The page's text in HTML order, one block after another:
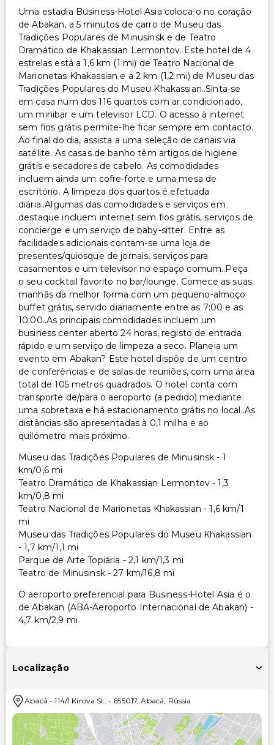
Spa de serviço completo
Instalações
TV em áreas comuns
Instalações de ginástica
Espaço para conferências
Transporte
Transporte para o aeroporto (custo adicional)
Acessibilidade
Acessibilidade no quarto (em quartos selecionados)
Outros serviços
Serviço de babá ou cuidados infantis (taxa extra)
Cofre na recepção
Equipa multilíngue
Serviço de lavanderia
Check-in expresso
Serviço de lavanderia/lavagem a seco
Uma estadia Business-Hotel Asia coloca-o no coração
de Abakan, a 5 minutos de carro de Museu das
Tradições Populares de Minusinsk e de Teatro
Dramático de Khakassian Lermontov. Este hotel de 4
estrelas está a 1,6 km (1 mi) de Teatro Nacional de
Marionetas Khakassian e a 2 km (1,2 mi) de Museu das
Tradições Populares do Museu Khakassian..Sinta-se
em casa num dos 116 quartos com ar condicionado,
um minibar e um televisor LCD. O acesso à internet
sem fios grátis permite-lhe ficar sempre em contacto.
Ao final do dia, assista a uma seleção de canais via
satélite. As casas de banho têm artigos de higiene
grátis e secadores de cabelo. As comodidades
incluem ainda um cofre-forte e uma mesa de
escritório. A limpeza dos quartos é efetuada
diária..Algumas das comodidades e serviços em
destaque incluem internet sem fios grátis, serviços de
concierge e um serviço de baby-sitter. Entre as
facilidades adicionais contam-se uma loja de
presentes/quiosque de jornais, serviços para
casamentos e um televisor no espaço comum..Peça
o seu cocktail favorito no bar/lounge. Comece as suas
manhãs da melhor forma com um pequeno-almoço
buffet grátis, servido diariamente entre as 7:00 e as
10:00..As principais comodidades incluem um
business center aberto 24 horas, registo de entrada
rápido e um serviço de limpeza a seco. Planeia um
evento em Abakan? Este hotel dispõe de um centro
de conferências e de salas de reuniões, com uma área
total de 105 metros quadrados. O hotel conta com
transporte de/para o aeroporto (a pedido) mediante
uma sobretaxa e há estacionamento grátis no local..As
distâncias são apresentadas à 0,1 milha e ao
quilómetro mais próximo.
Museu das Tradições Populares de Minusinsk - 1
km/0,6 mi
Teatro Dramático de Khakassian Lermontov - 1,3
km/0,8 mi
Teatro Nacional de Marionetas Khakassian - 1,6 km/1
mi
Museu das Tradições Populares do Museu Khakassian
- 1,7 km/1,1 mi
Parque de Arte Topiária - 2,1 km/1,3 mi
Teatro de Minusinsk - 27 km/16,8 mi
O aeroporto preferencial para Business-Hotel Asia é o
de Abakan (ABA-Aeroporto Internacional de Abakan) -
4,7 km/2,9 mi
Localização
Abacã -114/1 Kirova St. - 655017 ,Abacã Rússia